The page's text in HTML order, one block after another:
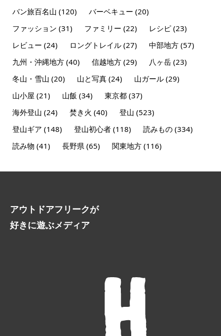
バン旅百名山 (120) バーベキュー (20)
ファッション (31) ファミリー (22) レシピ(23)
レビュー (24) ロングトレイル(27) 中部地方(57)
九州・沖縄地方(40) 信越地方(29) 八ヶ岳(23)
冬山・雪山 (20) 山と写真(24) 山ガール(29)
山小屋 (21) 山飯 (34) 東京都(37)
海外登山 (24) 焚き火 (40) 登山 (523)
登山ギア (148) 登山初心者(118) 読みもの(334)
読み物 (41) 長野県 (65) 関東地方(116)
アウトドアフリークが
好きに遊ぶメディア